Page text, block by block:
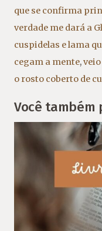
que se confirma
verdade me dará a
cuspidelas e lama
cegam a mente,
o rosto coberto de
Você também